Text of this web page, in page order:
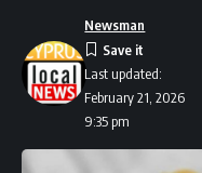
Last updated:
February 21, 2026
9:35 pm
Newsman